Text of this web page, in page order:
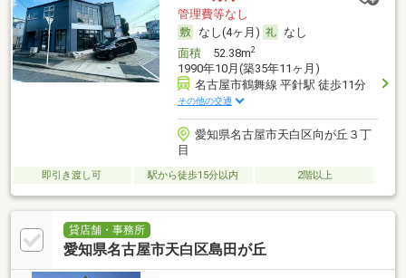
管理費等なし
なし(4ヶ月)
なし
面積52.38m2
1990年10月(築35年11ヶ月)
名古屋市鶴舞線 平針駅 徒歩11分
その他の交通
愛知県名古屋市天白区向が丘３丁
目
即引き渡し可 駅から徒歩15分以内 2階以上
貸店舗・事務所
愛知県名古屋市天白区島田が丘